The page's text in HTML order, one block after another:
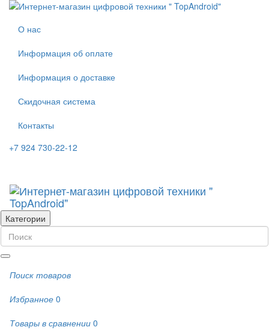
О нас
Информация об оплате
Информация о доставке
Скидочная система
Контакты
+7 924 730-22-12
Категории
Поиск товаров
Избранное 0
Товары в сравнении 0